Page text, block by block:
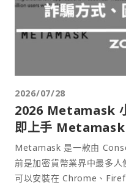
2026/07/28
2026 Metamask
即上手 Metamask
Metamask 是一款由
前是加密貨幣業界中最多
可以安裝在 Chrome、